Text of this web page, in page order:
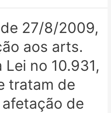
27/8/2009,
aos arts.
no 10.931,
tratam de
de